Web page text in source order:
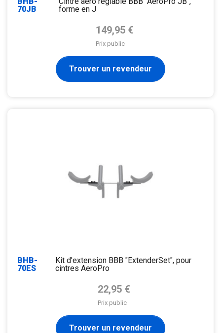
70JB
forme en J
Prix de base
149,95 €
Prix public
Trouver un revendeur
BHB-
70ES
Kit d'extension BBB "ExtenderSet", pour
cintres AeroPro
Prix de base
22,95 €
Prix public
Trouver un revendeur